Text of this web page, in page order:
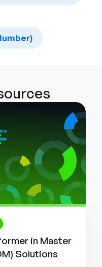
in Master
Solutions